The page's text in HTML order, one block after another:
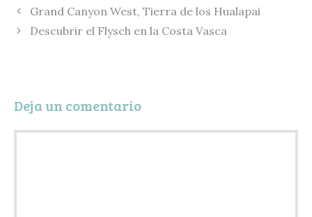
Grand Canyon West, Tierra de los Hualapai
Descubrir el Flysch en la Costa Vasca
Deja un comentario